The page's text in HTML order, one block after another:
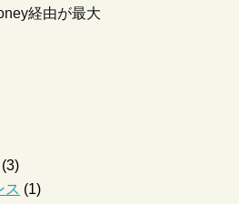
経由が最大
(3)
ス (1)